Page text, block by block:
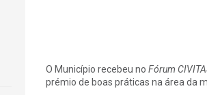
O Município recebeu no Fórum
prémio de boas práticas na área da